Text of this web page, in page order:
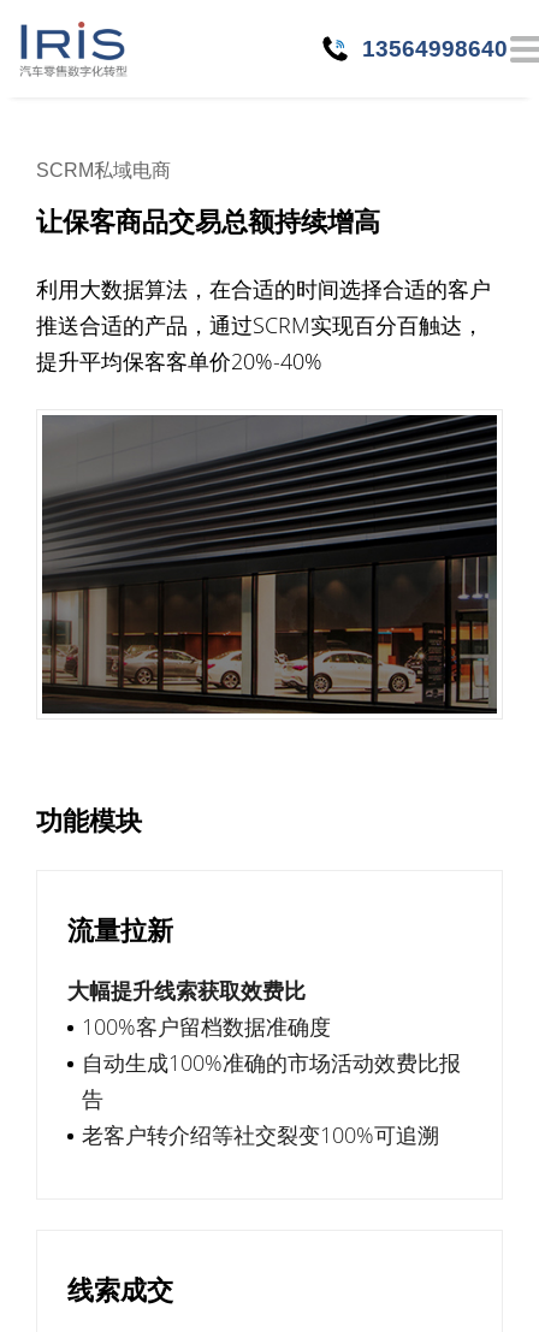
13564998640
SCRM私域电商
让保客商品交易总额持续增高
利用大数据算法，在合适的时间选择合适的客户
推送合适的产品，通过SCRM实现百分百触达，
提升平均保客客单价20%-40%
功能模块
流量拉新
大幅提升线索获取效费比
100%客户留档数据准确度
自动生成100%准确的市场活动效费比报
告
老客户转介绍等社交裂变100%可追溯
线索成交